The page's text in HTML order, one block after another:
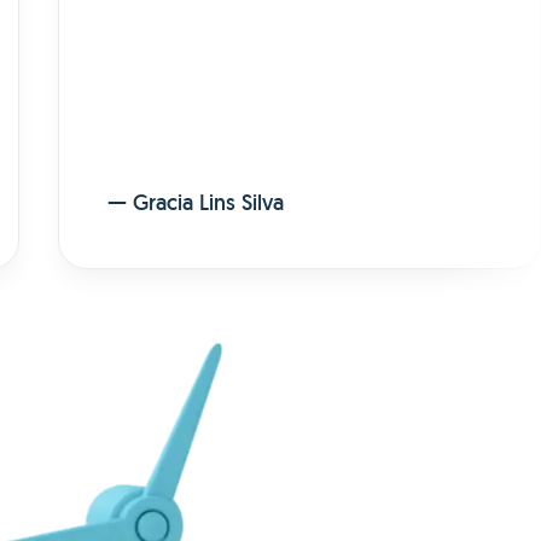
— Gracia Lins Silva